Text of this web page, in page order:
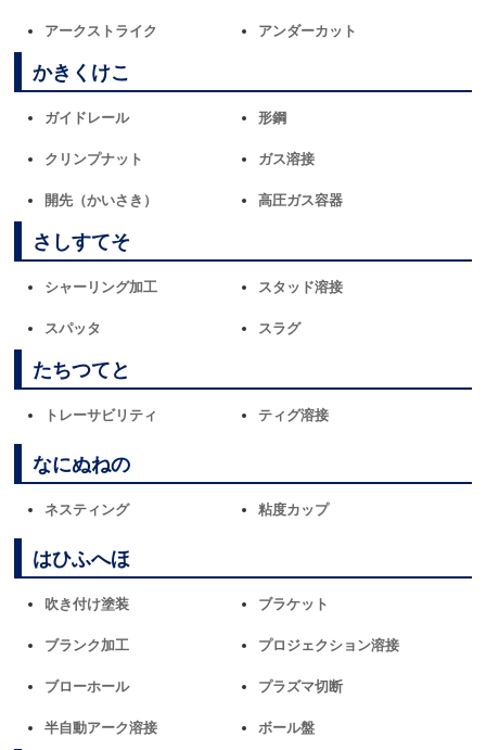
アークストライク アンダーカット
かきくけこ
ガイドレール 形鋼
クリンプナット ガス溶接
開先（かいさき） 高圧ガス容器
さしすてそ
シャーリング加工 スタッド溶接
スパッタ スラグ
たちつてと
トレーサビリティ ティグ溶接
なにぬねの
ネスティング 粘度カップ
はひふへほ
吹き付け塗装 ブラケット
ブランク加工 プロジェクション溶接
ブローホール プラズマ切断
半自動アーク溶接 ボール盤